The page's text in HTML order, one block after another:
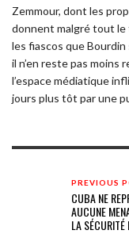
Zemmour, dont les
donnent malgré tout le
les fiascos que
il n’en reste pas moins
l’espace médiatique
jours plus tôt par une
PREVIOUS
CUBA NE
AUCUNE
LA